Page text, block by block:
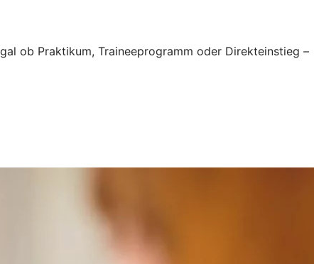
ob Praktikum, Traineeprogramm oder Direkteinstieg –